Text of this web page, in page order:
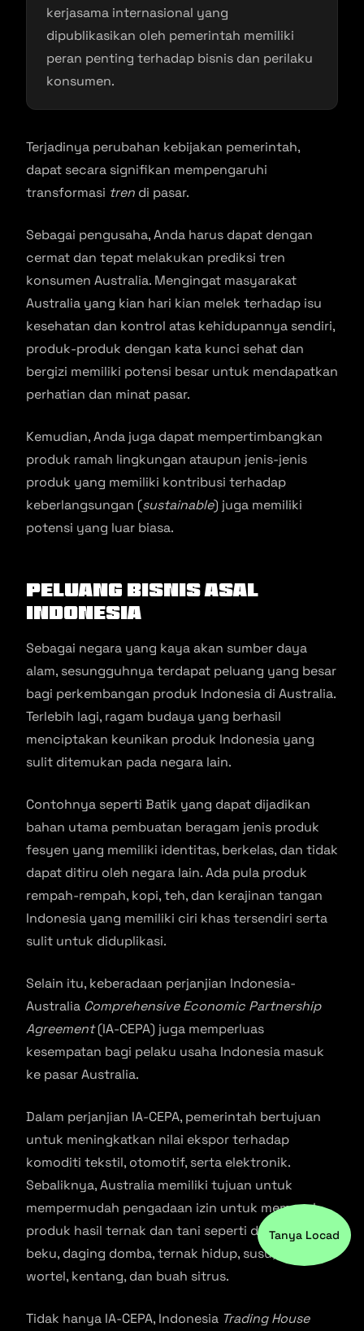
kerjasama internasional yang
dipublikasikan oleh pemerintah memiliki
peran penting terhadap bisnis dan perilaku
konsumen.
Terjadinya perubahan kebijakan pemerintah,
dapat secara signifikan mempengaruhi
transformasi tren di pasar.
Sebagai pengusaha, Anda harus dapat dengan
cermat dan tepat melakukan prediksi tren
konsumen Australia. Mengingat masyarakat
Australia yang kian hari kian melek terhadap isu
kesehatan dan kontrol atas kehidupannya sendiri,
produk-produk dengan kata kunci sehat dan
bergizi memiliki potensi besar untuk mendapatkan
perhatian dan minat pasar.
Kemudian, Anda juga dapat mempertimbangkan
produk ramah lingkungan ataupun jenis-jenis
produk yang memiliki kontribusi terhadap
keberlangsungan (sustainable) juga memiliki
potensi yang luar biasa.
Peluang Bisnis Asal
Indonesia
Sebagai negara yang kaya akan sumber daya
alam, sesungguhnya terdapat peluang yang besar
bagi perkembangan produk Indonesia di Australia.
Terlebih lagi, ragam budaya yang berhasil
menciptakan keunikan produk Indonesia yang
sulit ditemukan pada negara lain.
Contohnya seperti Batik yang dapat dijadikan
bahan utama pembuatan beragam jenis produk
fesyen yang memiliki identitas, berkelas, dan tidak
dapat ditiru oleh negara lain. Ada pula produk
rempah-rempah, kopi, teh, dan kerajinan tangan
Indonesia yang memiliki ciri khas tersendiri serta
sulit untuk diduplikasi.
Selain itu, keberadaan perjanjian Indonesia-
Australia Comprehensive Economic Partnership
Agreement(IA-CEPA) juga memperluas
kesempatan bagi pelaku usaha Indonesia masuk
ke pasar Australia.
Dalam perjanjian IA-CEPA, pemerintah bertujuan
untuk meningkatkan nilai ekspor terhadap
komoditi tekstil, otomotif, serta elektronik.
Sebaliknya, Australia memiliki tujuan untuk
mempermudah pengadaan izin untuk memasok
produk hasil ternak dan tani seperti daging sapi
beku, daging domba, ternak hidup, susu, gandum,
wortel, kentang, dan buah sitrus.
Tidak hanya IA-CEPA, Indonesia Trading House
Tanya Locad